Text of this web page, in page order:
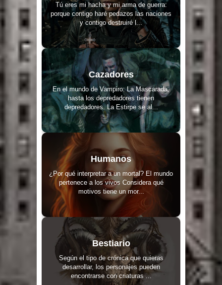
Tú eres mi hacha y mi arma de guerra:
porque contigo haré pedazos las naciones
y contigo destruiré l...
Cazadores
En el mundo de Vampiro: La Mascarada,
hasta los depredadores tienen
depredadores. La Estirpe se al...
Humanos
¿Por qué interpretar a un mortal? El mundo
pertenece a los vivos Considera qué
motivos tiene un mor...
Bestiario
Según el tipo de crónica que quieras
desarrollar, los personajes pueden
encontrarse con criaturas ...